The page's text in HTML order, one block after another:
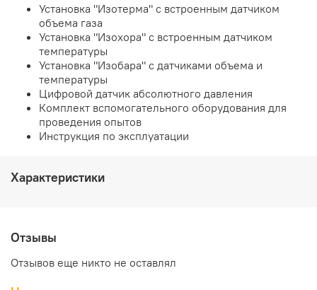
Установка "Изотерма" с встроенным датчиком
объема газа
Установка "Изохора" с встроенным датчиком
температуры
Установка "Изобара" с датчиками объема и
температуры
Цифровой датчик абсолютного давления
Комплект вспомогательного оборудования для
проведения опытов
Инструкция по эксплуатации
Характеристики
Отзывы
Отзывов еще никто не оставлял